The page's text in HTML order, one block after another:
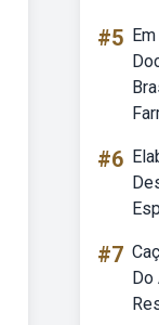
#5
#6
#7
Do